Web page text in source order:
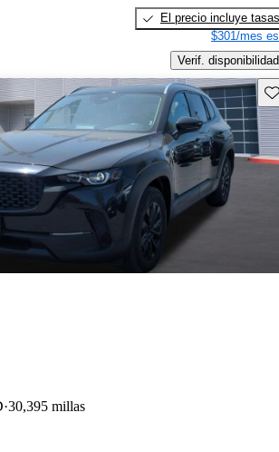
El precio incluye tasas
$301/mes
Verif. disponibilidad
30,395 millas